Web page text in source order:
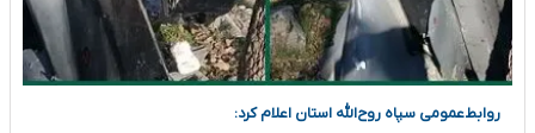
روابط‌عمومی سپاه روح‌الله استان اعلام کرد: